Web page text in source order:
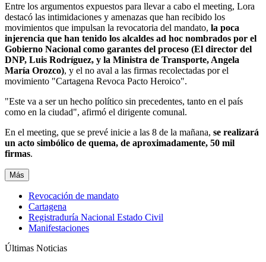
Entre los argumentos expuestos para llevar a cabo el meeting, Lora
destacó las intimidaciones y amenazas que han recibido los
movimientos que impulsan la revocatoria del mandato, la poca
injerencia que han tenido los alcaldes ad hoc nombrados por el
Gobierno Nacional como garantes del proceso (El director del
DNP, Luis Rodríguez, y la Ministra de Transporte, Angela
María Orozco), y el no aval a las firmas recolectadas por el
movimiento "Cartagena Revoca Pacto Heroico".
"Este va a ser un hecho político sin precedentes, tanto en el país
como en la ciudad", afirmó el dirigente comunal.
En el meeting, que se prevé inicie a las 8 de la mañana, se realizará
un acto simbólico de quema, de aproximadamente, 50 mil
firmas.
Más
Revocación de mandato
Cartagena
Registraduría Nacional Estado Civil
Manifestaciones
Últimas Noticias